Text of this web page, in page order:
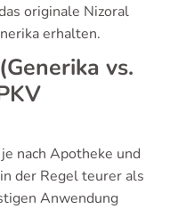
originale Nizoral
erhalten.
vs.
nach Apotheke und
der Regel teurer als
Anwendung